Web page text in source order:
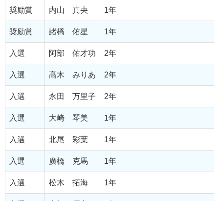
奨励賞 内山 真央 1年
奨励賞 諸橋 佑星 1年
入選 阿部 佑才功 2年
入選 髙木 みりあ 2年
入選 永田 万里子 2年
入選 大崎 琴美 1年
入選 北尾 彩葉 1年
入選 廣橋 克馬 1年
入選 松木 拓海 1年